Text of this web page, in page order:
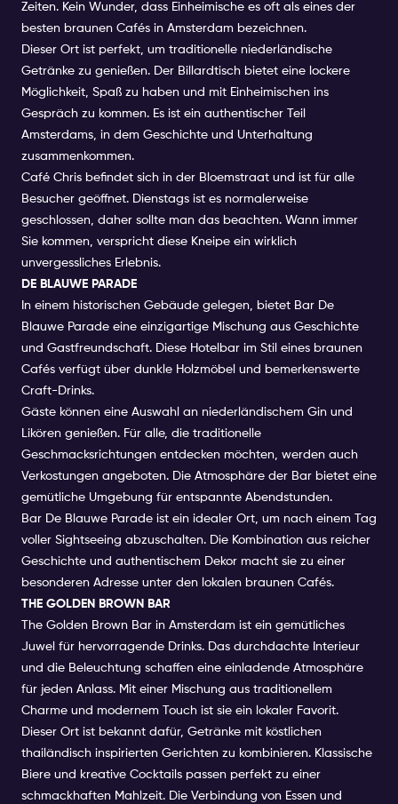
Zeiten. Kein Wunder, dass Einheimische es oft als eines der
besten braunen Cafés in Amsterdam bezeichnen.
Dieser Ort ist perfekt, um traditionelle niederländische
Getränke zu genießen. Der Billardtisch bietet eine lockere
Möglichkeit, Spaß zu haben und mit Einheimischen ins
Gespräch zu kommen. Es ist ein authentischer Teil
Amsterdams, in dem Geschichte und Unterhaltung
zusammenkommen.
Café Chris befindet sich in der Bloemstraat und ist für alle
Besucher geöffnet. Dienstags ist es normalerweise
geschlossen, daher sollte man das beachten. Wann immer
Sie kommen, verspricht diese Kneipe ein wirklich
unvergessliches Erlebnis.
DE BLAUWE PARADE
In einem historischen Gebäude gelegen, bietet Bar De
Blauwe Parade eine einzigartige Mischung aus Geschichte
und Gastfreundschaft. Diese Hotelbar im Stil eines braunen
Cafés verfügt über dunkle Holzmöbel und bemerkenswerte
Craft-Drinks.
Gäste können eine Auswahl an niederländischem Gin und
Likören genießen. Für alle, die traditionelle
Geschmacksrichtungen entdecken möchten, werden auch
Verkostungen angeboten. Die Atmosphäre der Bar bietet eine
gemütliche Umgebung für entspannte Abendstunden.
Bar De Blauwe Parade ist ein idealer Ort, um nach einem Tag
voller Sightseeing abzuschalten. Die Kombination aus reicher
Geschichte und authentischem Dekor macht sie zu einer
besonderen Adresse unter den lokalen braunen Cafés.
THE GOLDEN BROWN BAR
The Golden Brown Bar in Amsterdam ist ein gemütliches
Juwel für hervorragende Drinks. Das durchdachte Interieur
und die Beleuchtung schaffen eine einladende Atmosphäre
für jeden Anlass. Mit einer Mischung aus traditionellem
Charme und modernem Touch ist sie ein lokaler Favorit.
Dieser Ort ist bekannt dafür, Getränke mit köstlichen
thailändisch inspirierten Gerichten zu kombinieren. Klassische
Biere und kreative Cocktails passen perfekt zu einer
schmackhaften Mahlzeit. Die Verbindung von Essen und